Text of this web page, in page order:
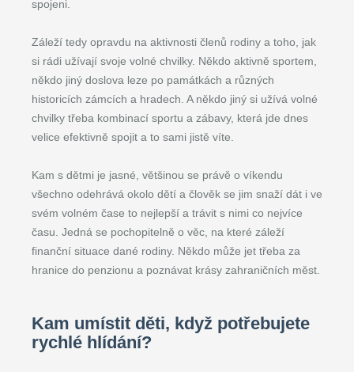
spojeni.
Záleží tedy opravdu na aktivnosti členů rodiny a toho, jak
si rádi užívají svoje volné chvilky. Někdo aktivně sportem,
někdo jiný doslova leze po památkách a různých
historicích zámcích a hradech. A někdo jiný si užívá volné
chvilky třeba kombinací sportu a zábavy, která jde dnes
velice efektivně spojit a to sami jistě víte.
Kam s dětmi je jasné, většinou se právě o víkendu
všechno odehrává okolo dětí a člověk se jim snaží dát i ve
svém volném čase to nejlepší a trávit s nimi co nejvíce
času. Jedná se pochopitelně o věc, na které záleží
finanční situace dané rodiny. Někdo může jet třeba za
hranice do penzionu a poznávat krásy zahraničních měst.
Kam umístit děti, když potřebujete
rychlé hlídání?